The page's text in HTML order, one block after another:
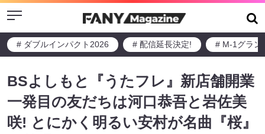
Menu
# ダブルインパクト2026 # 配信延長決定! # M-1グラン
BSよしもと『うたフレ』新店舗開業
一発目の友だちは河口恭吾と岩佐美
咲! とにかく明るい安村が名曲『桜』